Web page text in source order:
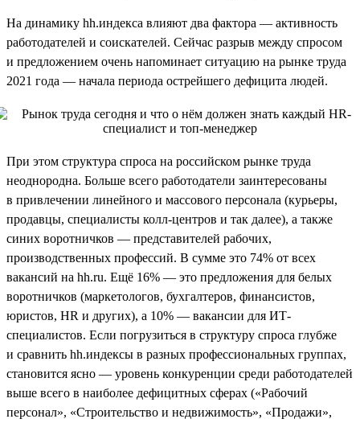
На динамику hh.индекса влияют два фактора — активность
работодателей и соискателей. Сейчас разрыв между спросом
и предложением очень напоминает ситуацию на рынке труда
2021 года — начала периода острейшего дефицита людей.
При этом структура спроса на российском рынке труда
неоднородна. Больше всего работодатели заинтересованы
в привлечении линейного и массового персонала (курьеры,
продавцы, специалисты колл-центров и так далее), а также
синих воротничков — представителей рабочих,
производственных профессий. В сумме это 74% от всех
вакансий на hh.ru. Ещё 16% — это предложения для белых
воротничков (маркетологов, бухгалтеров, финансистов,
юристов, HR и других), а 10% — вакансии для ИТ-
специалистов. Если погрузиться в структуру спроса глубже
и сравнить hh.индексы в разных профессиональных группах,
становится ясно — уровень конкуренции среди работодателей
выше всего в наиболее дефицитных сферах («Рабочий
персонал», «Строительство и недвижимость», «Продажи»,